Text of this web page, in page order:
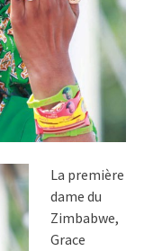
La première
dame du
Zimbabwe,
Grace